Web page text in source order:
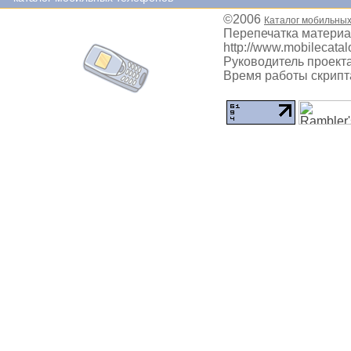
©2006 Каталог
Перепечатка
http://
Руководитель
Время работы